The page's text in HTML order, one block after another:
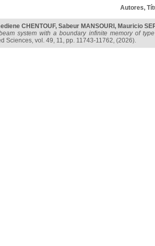
Autores,
CHENTOUF,Sabeur MANSOURI , Mauricio
system with a boundary infinite memory of
Sciences, vol. 49, 11, pp. 11743-11762, (2026).